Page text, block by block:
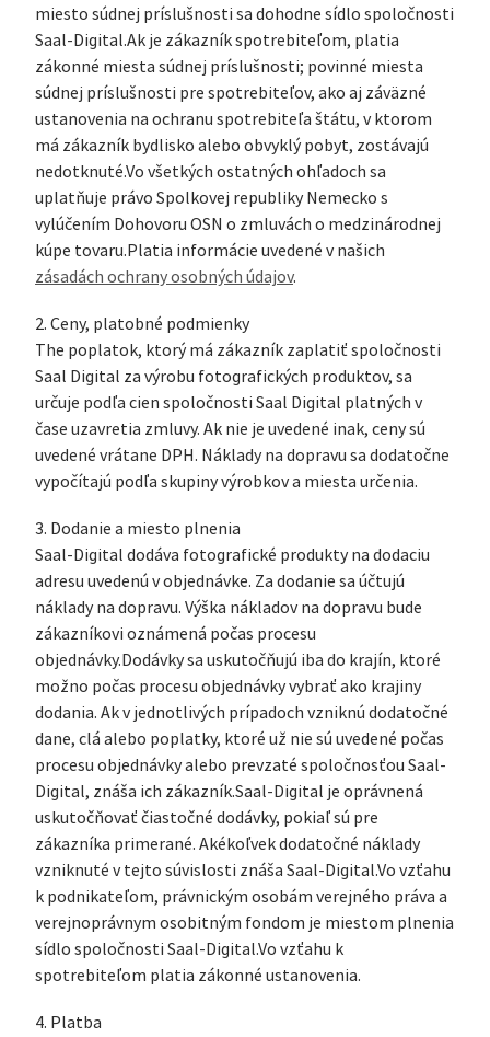
miesto súdnej príslušnosti sa dohodne sídlo spoločnosti
Saal-Digital.Ak je zákazník spotrebiteľom, platia
zákonné miesta súdnej príslušnosti; povinné miesta
súdnej príslušnosti pre spotrebiteľov, ako aj záväzné
ustanovenia na ochranu spotrebiteľa štátu, v ktorom
má zákazník bydlisko alebo obvyklý pobyt, zostávajú
nedotknuté.Vo všetkých ostatných ohľadoch sa
uplatňuje právo Spolkovej republiky Nemecko s
vylúčením Dohovoru OSN o zmluvách o medzinárodnej
kúpe tovaru.Platia informácie uvedené v našich
zásadách ochrany osobných údajov.
2. Ceny, platobné podmienky
The poplatok, ktorý má zákazník zaplatiť spoločnosti
Saal Digital za výrobu fotografických produktov, sa
určuje podľa cien spoločnosti Saal Digital platných v
čase uzavretia zmluvy. Ak nie je uvedené inak, ceny sú
uvedené vrátane DPH. Náklady na dopravu sa dodatočne
vypočítajú podľa skupiny výrobkov a miesta určenia.
3. Dodanie a miesto plnenia
Saal-Digital dodáva fotografické produkty na dodaciu
adresu uvedenú v objednávke. Za dodanie sa účtujú
náklady na dopravu. Výška nákladov na dopravu bude
zákazníkovi oznámená počas procesu
objednávky.Dodávky sa uskutočňujú iba do krajín, ktoré
možno počas procesu objednávky vybrať ako krajiny
dodania. Ak v jednotlivých prípadoch vzniknú dodatočné
dane, clá alebo poplatky, ktoré už nie sú uvedené počas
procesu objednávky alebo prevzaté spoločnosťou Saal-
Digital, znáša ich zákazník.Saal-Digital je oprávnená
uskutočňovať čiastočné dodávky, pokiaľ sú pre
zákazníka primerané. Akékoľvek dodatočné náklady
vzniknuté v tejto súvislosti znáša Saal-Digital.Vo vzťahu
k podnikateľom, právnickým osobám verejného práva a
verejnoprávnym osobitným fondom je miestom plnenia
sídlo spoločnosti Saal-Digital.Vo vzťahu k
spotrebiteľom platia zákonné ustanovenia.
4. Platba